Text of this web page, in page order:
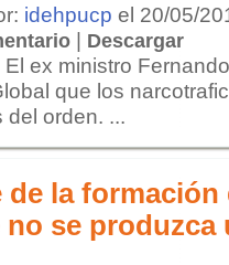
idehpucp el 20/05/
| Descargar
ex ministro
que los
del orden. ...
de la
no se